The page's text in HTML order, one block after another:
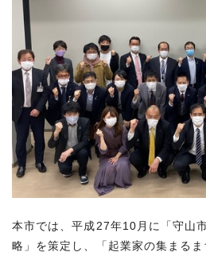
本市では、平成27年10月に「守山
略」を策定し、「起業家の集まる